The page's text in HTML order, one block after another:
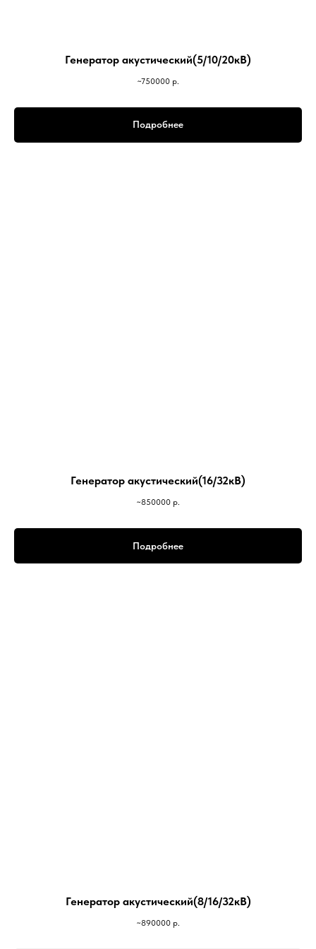
Генератор акустический(5/10/20кВ)
~750000 р.
Подробнее
Генератор акустический(16/32кВ)
~850000 р.
Подробнее
Генератор акустический(8/16/32кВ)
~890000 р.